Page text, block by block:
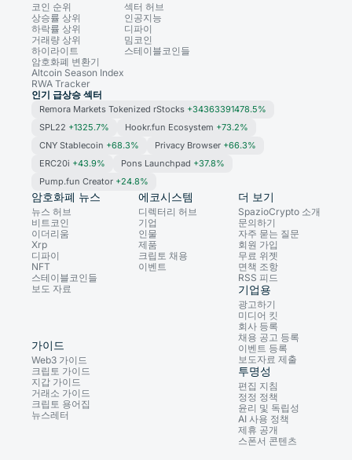
코인 순위
상승률 상위
하락률 상위
거래량 상위
하이라이트
암호화폐 변환기
Altcoin Season Index
RWA Tracker
섹터 허브
인공지능
디파이
밈코인
스테이블코인들
인기 급상승 섹터
Remora Markets Tokenized rStocks +34363391478.5%
SPL22 +1325.7% Hookr.fun Ecosystem +73.2%
CNY Stablecoin +68.3% Privacy Browser +66.3%
ERC20i +43.9% Pons Launchpad +37.8%
Pump.fun Creator +24.8%
암호화폐 뉴스
뉴스 허브
비트코인
이더리움
Xrp
디파이
NFT
스테이블코인들
보도 자료
에코시스템
디렉터리 허브
기업
인물
제품
크립토 채용
이벤트
가이드
Web3 가이드
크립토 가이드
지갑 가이드
거래소 가이드
크립토 용어집
뉴스레터
더 보기
SpazioCrypto 소개
문의하기
자주 묻는 질문
회원 가입
무료 위젯
면책 조항
RSS 피드
기업용
광고하기
미디어 킷
회사 등록
채용 공고 등록
이벤트 등록
보도자료 제출
투명성
편집 지침
정정 정책
윤리 및 독립성
AI 사용 정책
제휴 공개
스폰서 콘텐츠